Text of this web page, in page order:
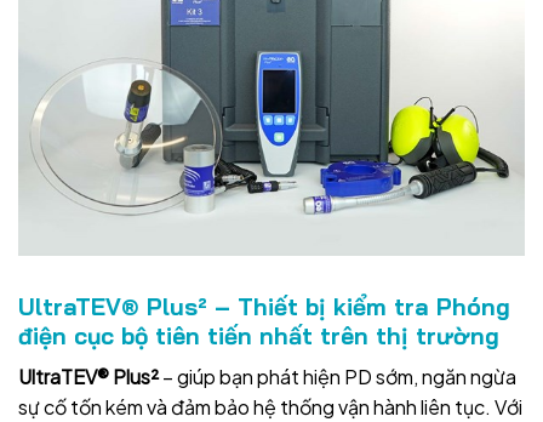
UltraTEV® Plus² – Thiết bị kiểm tra Phóng
điện cục bộ tiên tiến nhất trên thị trường
UltraTEV® Plus²– giúp bạn phát hiện PD sớm, ngăn ngừa
sự cố tốn kém và đảm bảo hệ thống vận hành liên tục. Với